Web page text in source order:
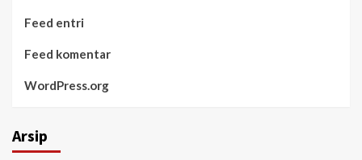
Feed entri
Feed komentar
WordPress.org
Arsip